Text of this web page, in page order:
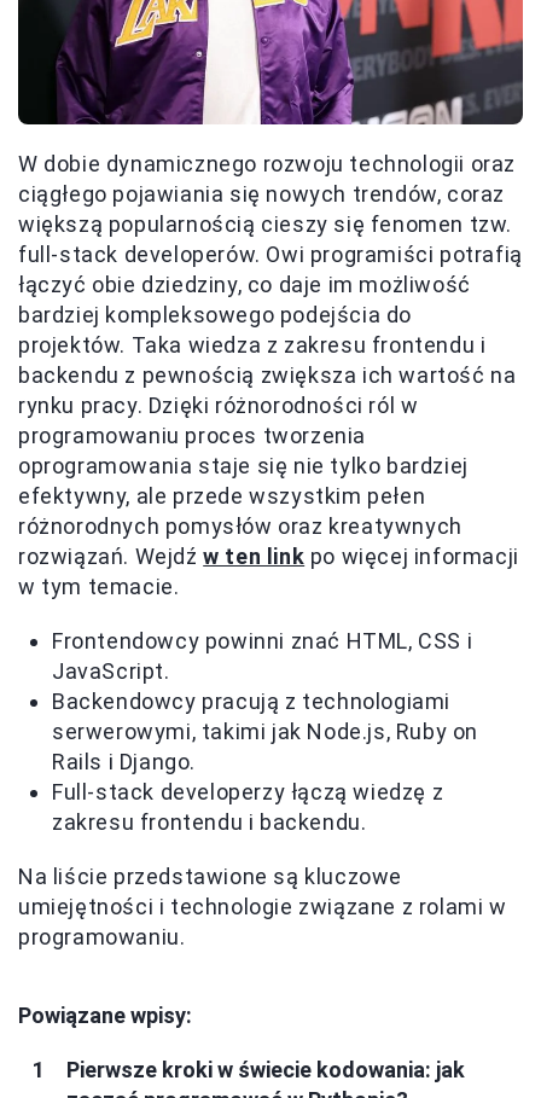
W dobie dynamicznego rozwoju technologii oraz
ciągłego pojawiania się nowych trendów, coraz
większą popularnością cieszy się fenomen tzw.
full-stack developerów. Owi programiści potrafią
łączyć obie dziedziny, co daje im możliwość
bardziej kompleksowego podejścia do
projektów. Taka wiedza z zakresu frontendu i
backendu z pewnością zwiększa ich wartość na
rynku pracy. Dzięki różnorodności ról w
programowaniu proces tworzenia
oprogramowania staje się nie tylko bardziej
efektywny, ale przede wszystkim pełen
różnorodnych pomysłów oraz kreatywnych
rozwiązań. Wejdźw ten link po więcej informacji
w tym temacie.
Frontendowcy powinni znać HTML, CSS i
JavaScript.
Backendowcy pracują z technologiami
serwerowymi, takimi jak Node.js, Ruby on
Rails i Django.
Full-stack developerzy łączą wiedzę z
zakresu frontendu i backendu.
Na liście przedstawione są kluczowe
umiejętności i technologie związane z rolami w
programowaniu.
Powiązane wpisy:
Pierwsze kroki w świecie kodowania: jak